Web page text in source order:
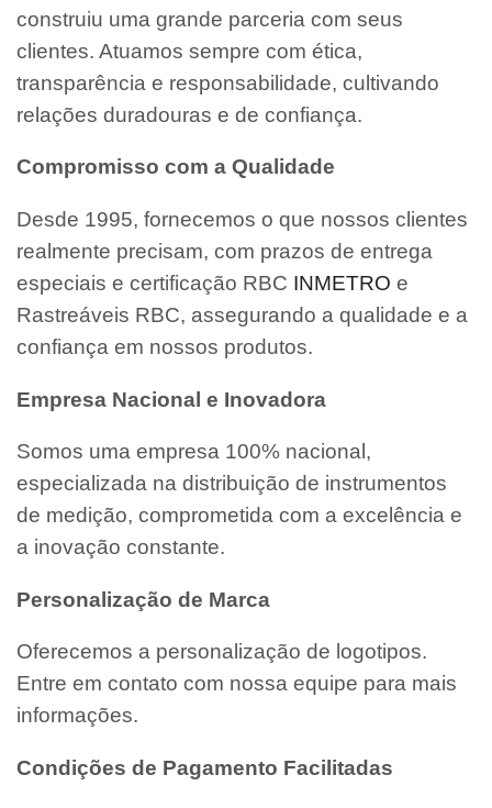
construiu uma grande parceria com seus
clientes. Atuamos sempre com ética,
transparência e responsabilidade, cultivando
relações duradouras e de confiança.
Compromisso com a Qualidade
Desde 1995, fornecemos o que nossos clientes
realmente precisam, com prazos de entrega
especiais e certificação RBC INMETRO e
Rastreáveis RBC, assegurando a qualidade e a
confiança em nossos produtos.
Empresa Nacional e Inovadora
Somos uma empresa 100% nacional,
especializada na distribuição de instrumentos
de medição, comprometida com a excelência e
a inovação constante.
Personalização de Marca
Oferecemos a personalização de logotipos.
Entre em contato com nossa equipe para mais
informações.
Condições de Pagamento Facilitadas